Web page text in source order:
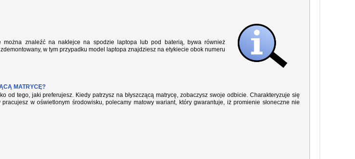
znaleźć na naklejce na spodzie laptopa lub pod baterią, bywa również
w tym przypadku model laptopa znajdziesz na etykiecie obok numeru
MATRYCĘ?
od tego, jaki preferujesz. Kiedy patrzysz na błyszczącą matrycę, zobaczysz swoje odbicie. Charakteryzuje się
w oświetlonym środowisku, polecamy matowy wariant, który gwarantuje, iż promienie słoneczne nie